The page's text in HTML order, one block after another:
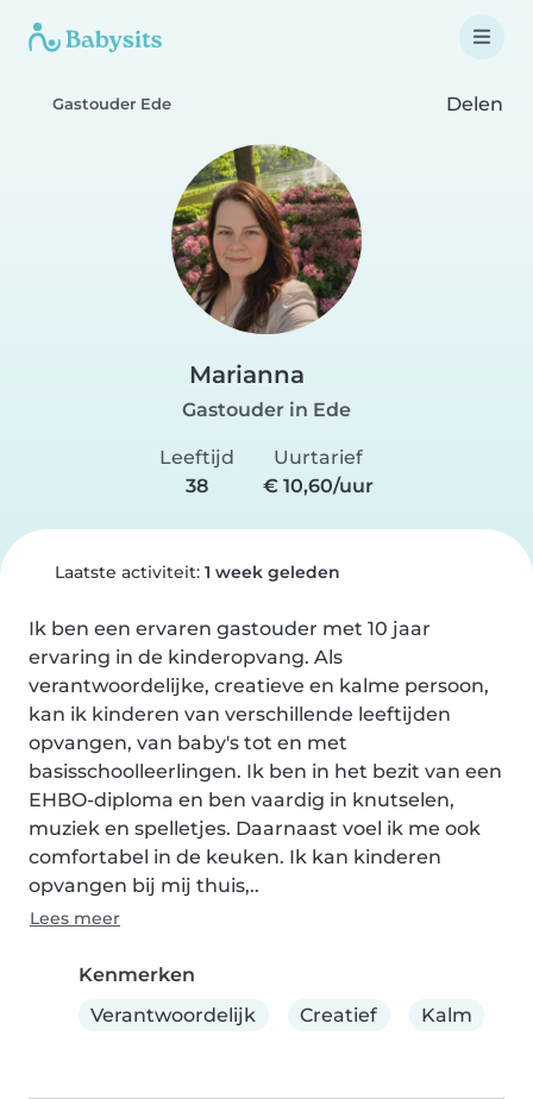
Gastouder Ede Delen
Marianna
Gastouder in Ede
Leeftijd
38
Uurtarief
€ 10,60/uur
Laatste activiteit: 1 week geleden
Ik ben een ervaren gastouder met 10 jaar
ervaring in de kinderopvang. Als
verantwoordelijke, creatieve en kalme persoon,
kan ik kinderen van verschillende leeftijden
opvangen, van baby's tot en met
basisschoolleerlingen. Ik ben in het bezit van een
EHBO-diploma en ben vaardig in knutselen,
muziek en spelletjes. Daarnaast voel ik me ook
comfortabel in de keuken. Ik kan kinderen
opvangen bij mij thuis,..
Lees meer
Kenmerken
Verantwoordelijk
Creatief Kalm